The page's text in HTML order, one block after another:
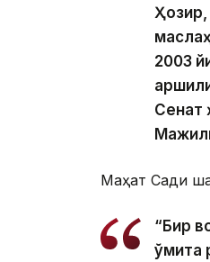
Ҳозир,
2003
Сенат
Маҳат Садиқ
“Бир